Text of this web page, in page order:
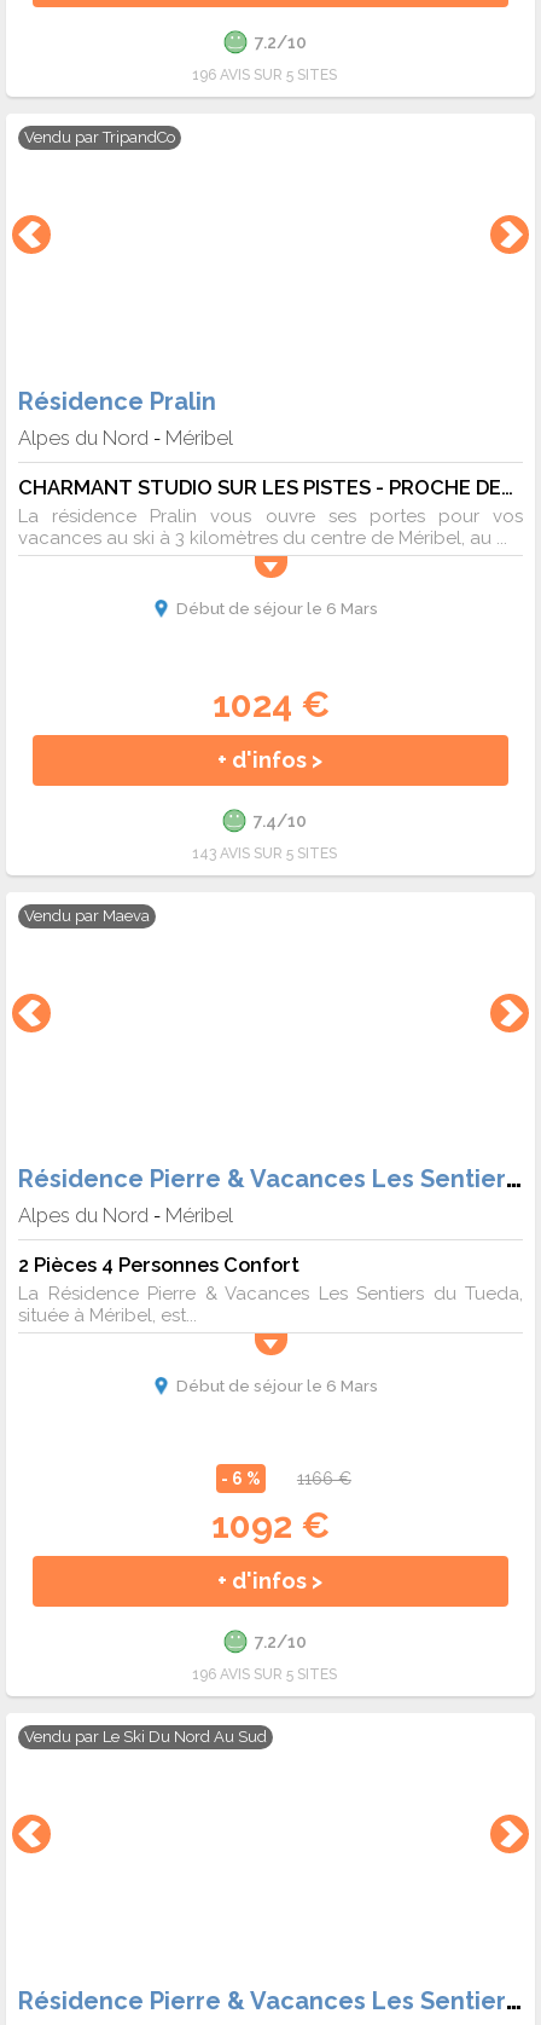
7.2/10
196 AVIS SUR 5 SITES
Vendu parTripandCo
Résidence Pralin
Alpes du Nord - Méribel
CHARMANT STUDIO SUR LES PISTES - PROCHE DES COMMERCES - 4 pers. - 20m2 - TV - Animaux admis
La résidence Pralin vous ouvre ses portes pour vos
vacances au ski à 3 kilomètres du centre de Méribel, au ...
Début de séjour le 6 Mars
1024 €
+ d'infos >
7.4/10
143 AVIS SUR 5 SITES
Vendu par Maeva
Résidence Pierre & Vacances Les Sentiers du Tueda
Alpes du Nord - Méribel
2 Pièces 4 Personnes Confort
La Résidence Pierre & Vacances Les Sentiers du Tueda,
située à Méribel, est...
Début de séjour le 6 Mars
- 6 % 1166 €
1092 €
+ d'infos >
7.2/10
196 AVIS SUR 5 SITES
Vendu par Le Ski Du Nord Au Sud
Résidence Pierre & Vacances Les Sentiers du Tueda